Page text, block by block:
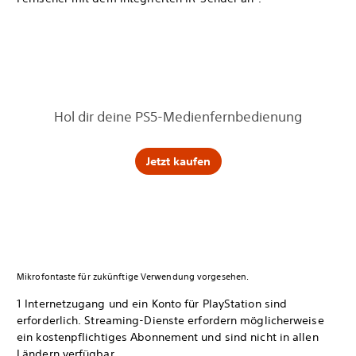
Hol dir deine PS5-Medienfernbedienung
Jetzt kaufen
Mikrofontaste für zukünftige Verwendung vorgesehen.
1 Internetzugang und ein Konto für PlayStation sind
erforderlich. Streaming-Dienste erfordern möglicherweise
ein kostenpflichtiges Abonnement und sind nicht in allen